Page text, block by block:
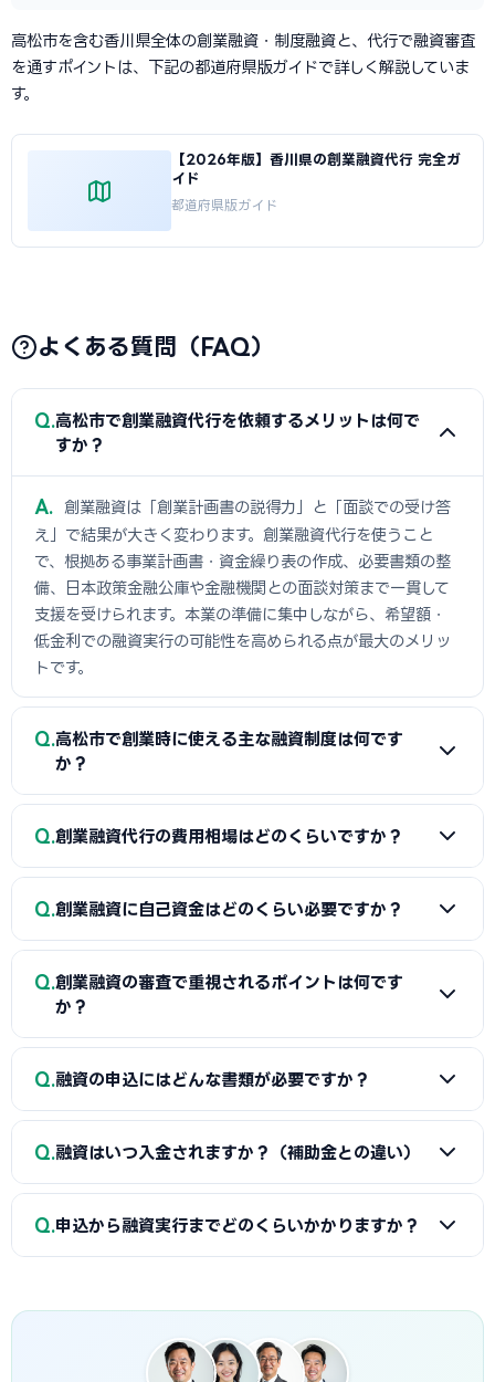
高松市を含む香川県全体の創業融資・制度融資と、代行で融資審査
を通すポイントは、下記の都道府県版ガイドで詳しく解説していま
す。
【2026年版】香川県の創業融資代行 完全ガ
イド
都道府県版ガイド
よくある質問（FAQ）
Q 高松市で創業融資代行を依頼するメリットは何で
すか？
A
創業融資は「創業計画書の説得力」と「面談での受け答
え」で結果が大きく変わります。創業融資代行を使うこと
で、根拠ある事業計画書・資金繰り表の作成、必要書類の整
備、日本政策金融公庫や金融機関との面談対策まで一貫して
支援を受けられます。本業の準備に集中しながら、希望額・
低金利での融資実行の可能性を高められる点が最大のメリッ
トです。
Q 高松市で創業時に使える主な融資制度は何です
か？
A
日本政策金融公庫の「新規開業資金」、信用保証協会の
薦の「マル経融資」などが中心です。実績の浅い創業期で
も、原則無担保・無保証人で利用できる制度が複数ありま
Q 創業融資代行の費用相場はどのくらいですか？
A
一般的に「着手金（無料〜数万円）＋成功報酬（融資実
所もあります。融資額や難易度で異なるため、契約前に見積
もりと報酬条件を必ず確認しましょう。当サイトでは高松市
に対応した実績豊富な専門家を無料でご紹介しています。
Q 創業融資に自己資金はどのくらい必要ですか？
A
制度上の自己資金要件は緩和傾向にありますが、実務で
は希望融資額の1〜3割程度の自己資金があると審査で有利と
歴」です。通帳で計画的な資金準備を示せると評価が高まり
ます。一時的な借入による見せ金は逆効果なので避けましょ
Q 創業融資の審査で重視されるポイントは何です
か？
A
①自己資金の額と出所、②事業の経験・スキル、③創業
高松市の市場環境や自身の強みを踏まえた、堅実かつ実現可
能な計画ほど高く評価されます。創業融資代行はこの作り込
Q 融資の申込にはどんな書類が必要ですか？
A
一般的に、創業計画書、資金繰り表、見積書、自己資金
決算書などが必要です。創業融資代行はこれらの書類作成・
整備と不備チェックを代行し、面談で説明すべき要点まで準
Q 融資はいつ入金されますか？（補助金との違い）
A
融資は補助金と違い「前払い」です。審査通過・契約後
Q 申込から融資実行までどのくらいかかりますか？
資実行までおおむね3週間〜1.5か月程度が目安です。信用保
証協会・制度融資は金融機関と保証協会の二段階審査のた
め、もう少し時間がかかる場合があります。創業スケジュール